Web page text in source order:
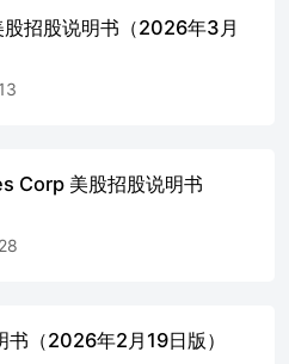
Exchange Commission, nor any state
any other regulatory body
of these securities or passed upon
of this prospectus supplement or the
NOTE
LOOKING
OF
YOU CAN FIND
OF
招股说明书（2026年3月
Corp 美股招股说明书
（2026年2月19日版）